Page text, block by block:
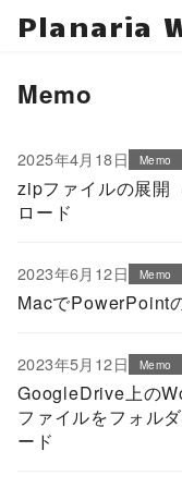
Planaria
Memo
2025年4月18日 Memo
zipファイルの展開
ロード
2023年6月12日 Memo
MacでPowerPoint
2023年5月12日 Memo
GoogleDrive上の
ファイルをフォル
ード